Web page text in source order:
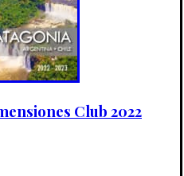
Club 2022